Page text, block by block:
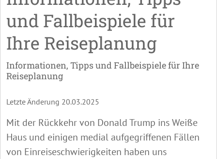
und Fallbeispiele für
Ihre Reiseplanung
Informationen, Tipps und Fallbeispiele für Ihre
Reiseplanung
Letzte Änderung 20.03.2025
Mit der Rückkehr von Donald Trump ins Weiße
Haus und einigen medial aufgegriffenen Fällen
von Einreiseschwierigkeiten haben uns